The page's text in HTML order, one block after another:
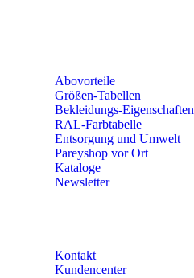
Abovorteile
Größen-Tabellen
Bekleidungs-Eigenschaften
RAL-Farbtabelle
Entsorgung und Umwelt
Pareyshop vor Ort
Kataloge
Newsletter
Kontakt
Kundencenter